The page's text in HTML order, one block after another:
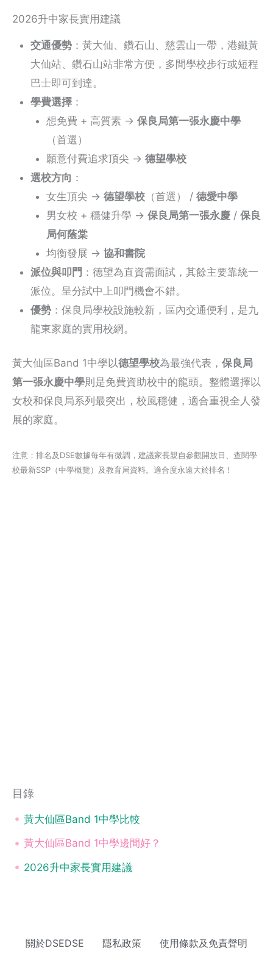
2026升中家長實用建議
交通優勢 ：黃大仙、鑽石山、慈雲山一帶，港鐵黃
大仙站、鑽石山站非常方便，多間學校步行或短程
巴士即可到達。
學費選擇 ：
想免費 + 高質素 → 保良局第一張永慶中學
（首選）
願意付費追求頂尖 → 德望學校
選校方向 ：
女生頂尖 → 德望學校（首選） / 德愛中學
男女校 + 穩健升學 → 保良局第一張永慶/ 保良
局何蔭棠
均衡發展 → 協和書院
派位與叩門 ：德望為直資需面試，其餘主要靠統一
派位。呈分試中上叩門機會不錯。
優勢 ：保良局學校設施較新，區內交通便利，是九
龍東家庭的實用校網。
黃大仙區Band 1中學以德望學校為最強代表， 保良局
第一張永慶中學則是免費資助校中的龍頭。整體選擇以
女校和保良局系列最突出，校風穩健，適合重視全人發
展的家庭。
注意：排名及DSE數據每年有微調，建議家長親自參觀開放日、查閱學
校最新SSP（中學概覽）及教育局資料。適合度永遠大於排名！
目錄
黃大仙區Band 1中學比較
黃大仙區Band 1中學邊間好？
2026升中家長實用建議
關於DSEDSE 隱私政策 使用條款及免責聲明